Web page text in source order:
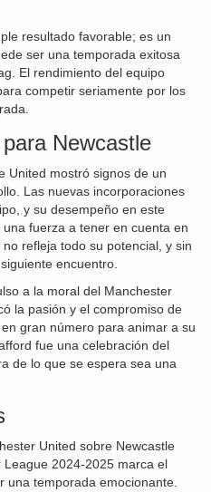
resultado favorable; es un
ser una temporada exitosa
El rendimiento del equipo
competir seriamente por los
Newcastle
United mostró signos de un
Las nuevas incorporaciones
y su desempeño en este
fuerza a tener en cuenta en
refleja todo su potencial, y sin
encuentro.
a la moral del Manchester
la pasión y el compromiso de
gran número para animar a su
fue una celebración del
de lo que se espera sea una
United sobre Newcastle
2024-2025 marca el
una temporada emocionante.